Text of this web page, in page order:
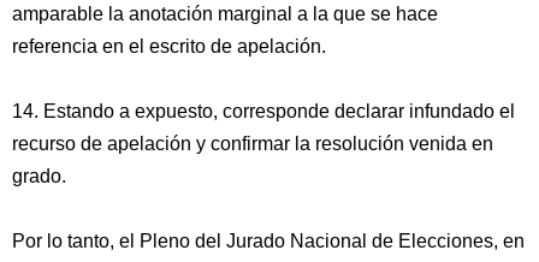
amparable la anotación marginal a la que se hace
referencia en el escrito de apelación.
14. Estando a expuesto, corresponde declarar infundado el
recurso de apelación y confirmar la resolución venida en
grado.
Por lo tanto, el Pleno del Jurado Nacional de Elecciones, en